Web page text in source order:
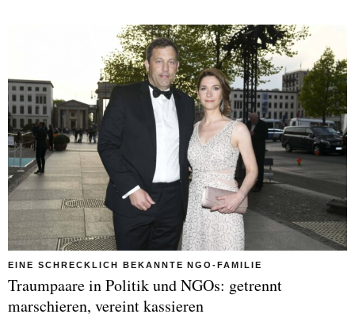
EINE SCHRECKLICH BEKANNTE NGO-FAMILIE
Traumpaare in Politik und NGOs: getrennt
marschieren, vereint kassieren